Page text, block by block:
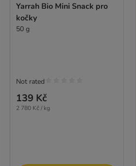
Yarrah Bio Mini Snack pro
kočky
50 g
139 Kč
2 780 Kč / kg
Not rated